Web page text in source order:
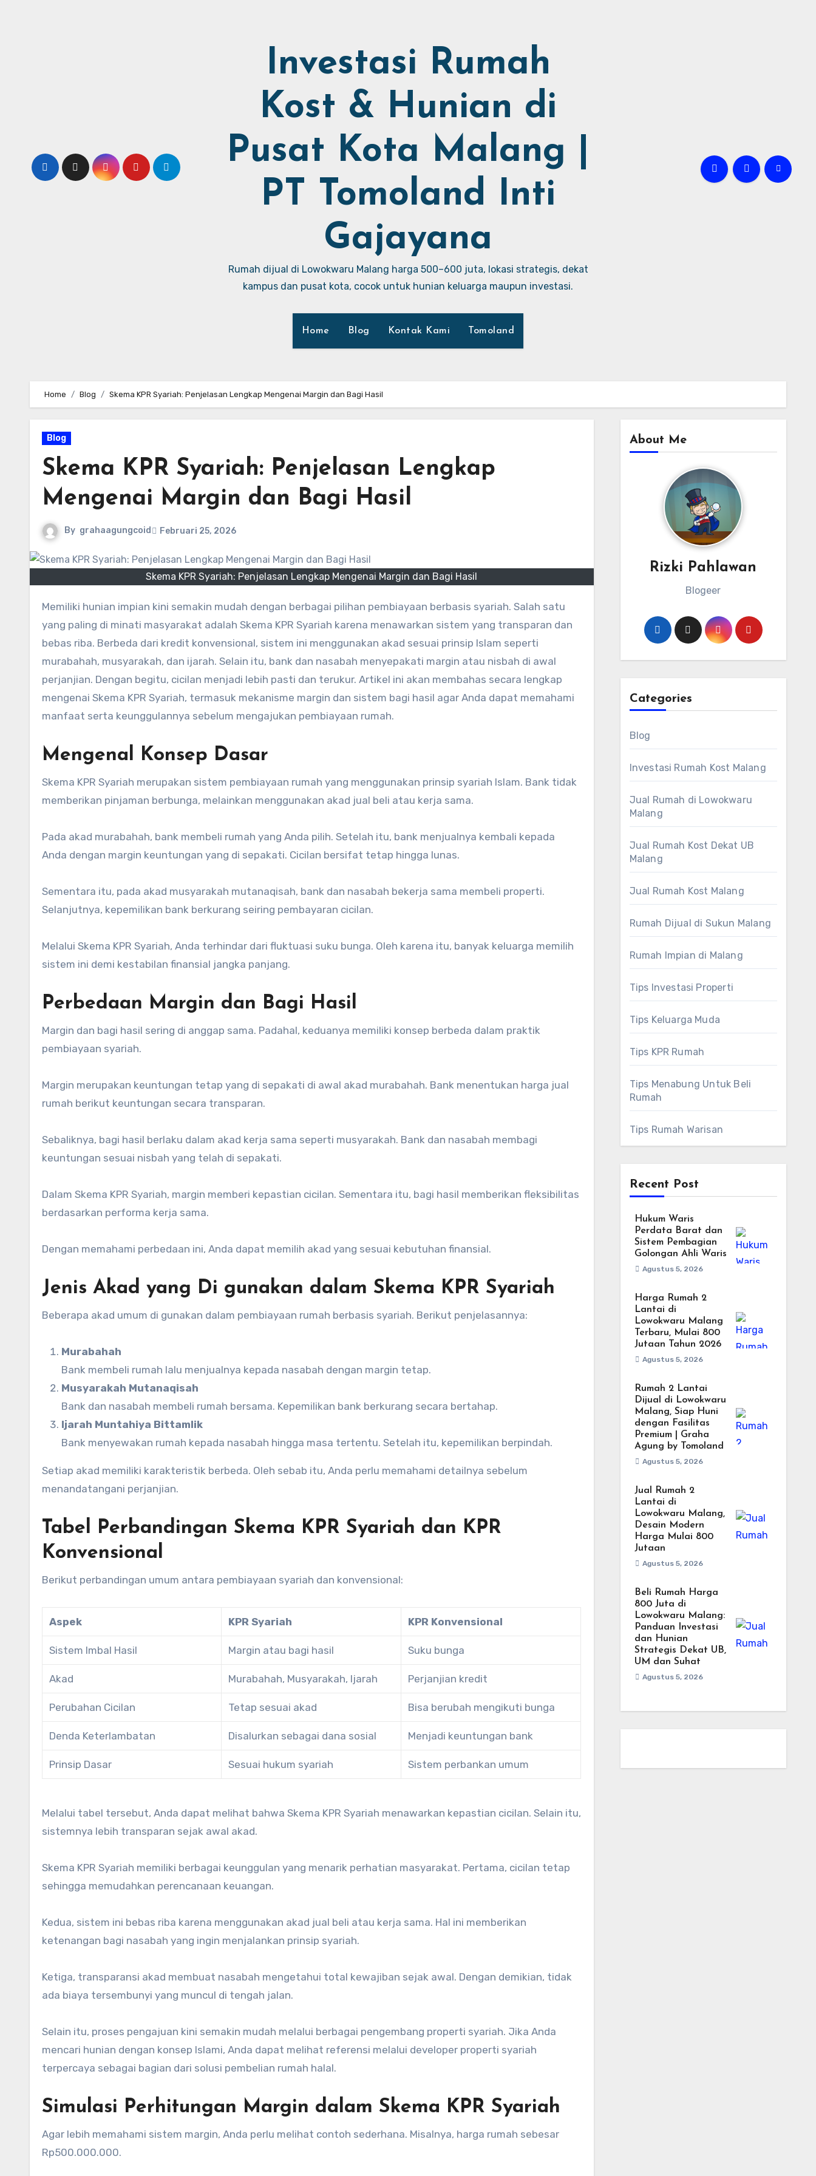
Investasi Rumah
Kost & Hunian di
Pusat Kota Malang |
PT Tomoland Inti
Gajayana
Rumah dijual di Lowokwaru Malang harga 500–600 juta, lokasi strategis, dekat
kampus dan pusat kota, cocok untuk hunian keluarga maupun investasi.
Home Blog Kontak Kami Tomoland
Home Blog Skema KPR Syariah: Penjelasan Lengkap Mengenai Margin dan Bagi Hasil
Blog
Skema KPR Syariah: Penjelasan Lengkap
Mengenai Margin dan Bagi Hasil
By grahaagungcoid Februari 25, 2026
Skema KPR Syariah: Penjelasan Lengkap Mengenai Margin dan Bagi Hasil
Memiliki hunian impian kini semakin mudah dengan berbagai pilihan pembiayaan berbasis syariah. Salah satu
yang paling di minati masyarakat adalah Skema KPR Syariah karena menawarkan sistem yang transparan dan
bebas riba. Berbeda dari kredit konvensional, sistem ini menggunakan akad sesuai prinsip Islam seperti
murabahah, musyarakah, dan ijarah. Selain itu, bank dan nasabah menyepakati margin atau nisbah di awal
perjanjian. Dengan begitu, cicilan menjadi lebih pasti dan terukur. Artikel ini akan membahas secara lengkap
mengenai Skema KPR Syariah, termasuk mekanisme margin dan sistem bagi hasil agar Anda dapat memahami
manfaat serta keunggulannya sebelum mengajukan pembiayaan rumah.
Mengenal Konsep Dasar
Skema KPR Syariah merupakan sistem pembiayaan rumah yang menggunakan prinsip syariah Islam. Bank tidak
memberikan pinjaman berbunga, melainkan menggunakan akad jual beli atau kerja sama.
Pada akad murabahah, bank membeli rumah yang Anda pilih. Setelah itu, bank menjualnya kembali kepada
Anda dengan margin keuntungan yang di sepakati. Cicilan bersifat tetap hingga lunas.
Sementara itu, pada akad musyarakah mutanaqisah, bank dan nasabah bekerja sama membeli properti.
Selanjutnya, kepemilikan bank berkurang seiring pembayaran cicilan.
Melalui Skema KPR Syariah, Anda terhindar dari fluktuasi suku bunga. Oleh karena itu, banyak keluarga memilih
sistem ini demi kestabilan finansial jangka panjang.
Perbedaan Margin dan Bagi Hasil
Margin dan bagi hasil sering di anggap sama. Padahal, keduanya memiliki konsep berbeda dalam praktik
pembiayaan syariah.
Margin merupakan keuntungan tetap yang di sepakati di awal akad murabahah. Bank menentukan harga jual
rumah berikut keuntungan secara transparan.
Sebaliknya, bagi hasil berlaku dalam akad kerja sama seperti musyarakah. Bank dan nasabah membagi
keuntungan sesuai nisbah yang telah di sepakati.
Dalam Skema KPR Syariah, margin memberi kepastian cicilan. Sementara itu, bagi hasil memberikan fleksibilitas
berdasarkan performa kerja sama.
Dengan memahami perbedaan ini, Anda dapat memilih akad yang sesuai kebutuhan finansial.
Jenis Akad yang Di gunakan dalam Skema KPR Syariah
Beberapa akad umum di gunakan dalam pembiayaan rumah berbasis syariah. Berikut penjelasannya:
Murabahah
Bank membeli rumah lalu menjualnya kepada nasabah dengan margin tetap.
Musyarakah Mutanaqisah
Bank dan nasabah membeli rumah bersama. Kepemilikan bank berkurang secara bertahap.
Ijarah Muntahiya Bittamlik
Bank menyewakan rumah kepada nasabah hingga masa tertentu. Setelah itu, kepemilikan berpindah.
Setiap akad memiliki karakteristik berbeda. Oleh sebab itu, Anda perlu memahami detailnya sebelum
menandatangani perjanjian.
Tabel Perbandingan Skema KPR Syariah dan KPR
Konvensional
Berikut perbandingan umum antara pembiayaan syariah dan konvensional:
Aspek KPR Syariah KPR Konvensional
Sistem Imbal Hasil Margin atau bagi hasil Suku bunga
Akad Murabahah, Musyarakah, Ijarah Perjanjian kredit
Perubahan Cicilan Tetap sesuai akad Bisa berubah mengikuti bunga
Denda Keterlambatan Disalurkan sebagai dana sosial Menjadi keuntungan bank
Prinsip Dasar Sesuai hukum syariah Sistem perbankan umum
Melalui tabel tersebut, Anda dapat melihat bahwa Skema KPR Syariah menawarkan kepastian cicilan. Selain itu,
sistemnya lebih transparan sejak awal akad.
Skema KPR Syariah memiliki berbagai keunggulan yang menarik perhatian masyarakat. Pertama, cicilan tetap
sehingga memudahkan perencanaan keuangan.
Kedua, sistem ini bebas riba karena menggunakan akad jual beli atau kerja sama. Hal ini memberikan
ketenangan bagi nasabah yang ingin menjalankan prinsip syariah.
Ketiga, transparansi akad membuat nasabah mengetahui total kewajiban sejak awal. Dengan demikian, tidak
ada biaya tersembunyi yang muncul di tengah jalan.
Selain itu, proses pengajuan kini semakin mudah melalui berbagai pengembang properti syariah. Jika Anda
mencari hunian dengan konsep Islami, Anda dapat melihat referensi melalui developer properti syariah
terpercaya sebagai bagian dari solusi pembelian rumah halal.
Simulasi Perhitungan Margin dalam Skema KPR Syariah
Agar lebih memahami sistem margin, Anda perlu melihat contoh sederhana. Misalnya, harga rumah sebesar
Rp500.000.000.
About Me
Rizki Pahlawan
Blogeer
Categories
Blog
Investasi Rumah Kost Malang
Jual Rumah di Lowokwaru
Malang
Jual Rumah Kost Dekat UB
Malang
Jual Rumah Kost Malang
Rumah Dijual di Sukun Malang
Rumah Impian di Malang
Tips Investasi Properti
Tips Keluarga Muda
Tips KPR Rumah
Tips Menabung Untuk Beli
Rumah
Tips Rumah Warisan
Recent Post
Hukum Waris
Perdata Barat dan
Sistem Pembagian
Golongan Ahli Waris
Agustus 5, 2026
Harga Rumah 2
Lantai di
Lowokwaru Malang
Terbaru, Mulai 800
Jutaan Tahun 2026
Agustus 5, 2026
Rumah 2 Lantai
Dijual di Lowokwaru
Malang, Siap Huni
dengan Fasilitas
Premium | Graha
Agung by Tomoland
Agustus 5, 2026
Jual Rumah 2
Lantai di
Lowokwaru Malang,
Desain Modern
Harga Mulai 800
Jutaan
Agustus 5, 2026
Beli Rumah Harga
800 Juta di
Lowokwaru Malang:
Panduan Investasi
dan Hunian
Strategis Dekat UB,
UM dan Suhat
Agustus 5, 2026